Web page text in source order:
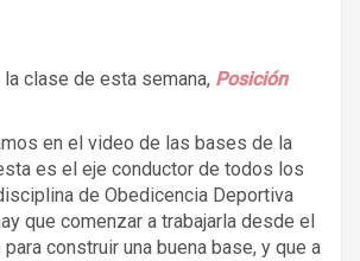
clase de esta semana, Posición
en el video de las bases de la
es el eje conductor de todos los
de Obedicencia Deportiva
que comenzar a trabajarla desde el
construir una buena base, y que a